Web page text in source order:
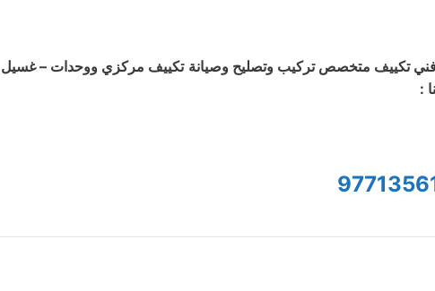
تكييف متخصص تركيب وتصليح وصيانة تكييف مركزي ووحدات – غسيل
: